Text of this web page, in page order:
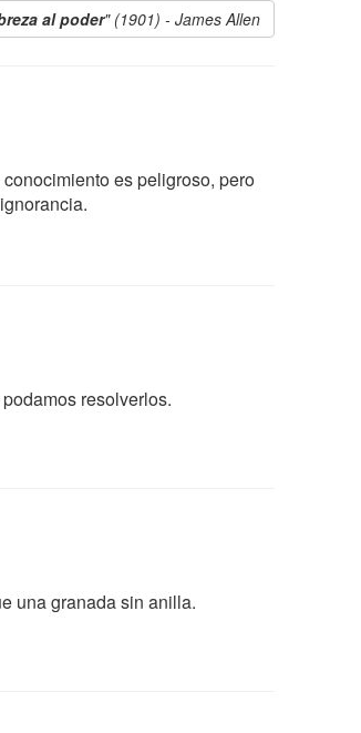
al poder" (1901) - James Allen
es peligroso, pero
resolverlos.
una granada sin anilla.